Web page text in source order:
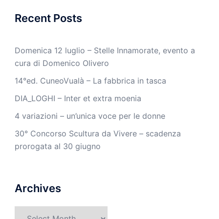
Recent Posts
Domenica 12 luglio – Stelle Innamorate, evento a
cura di Domenico Olivero
14°ed. CuneoVualà – La fabbrica in tasca
DIA_LOGHI – Inter et extra moenia
4 variazioni – un’unica voce per le donne
30° Concorso Scultura da Vivere – scadenza
prorogata al 30 giugno
Archives